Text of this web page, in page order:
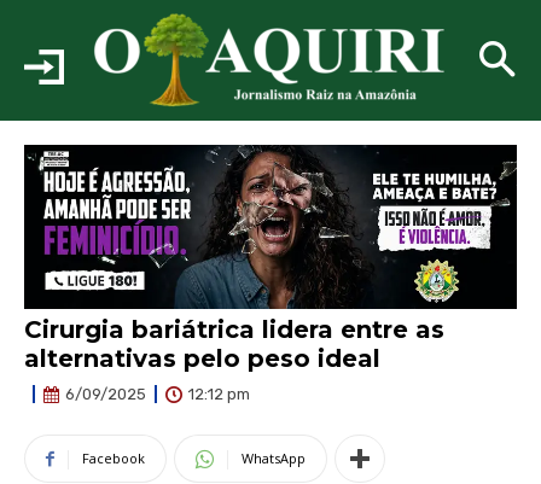
Cirurgia bariátrica lidera entre as
alternativas pelo peso ideal
6/09/2025 12:12 pm
Facebook WhatsApp